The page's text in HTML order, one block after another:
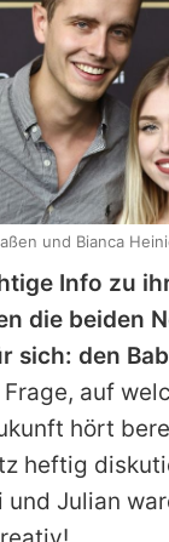
Info zu
die beiden
sich: den
auf
hört
heftig
und Julian
und Bianca